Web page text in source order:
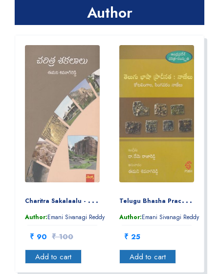
Author
C
haritra Sakalaalu - చరిత్ర శకలాలు
Author:Emani Sivanagi Reddy
₹ 90 ₹ 100
Add to cart
T
elugu Bhasha Pracheenata - Nanelu
Author:Emani Sivanagi Reddy
₹ 25
Add to cart